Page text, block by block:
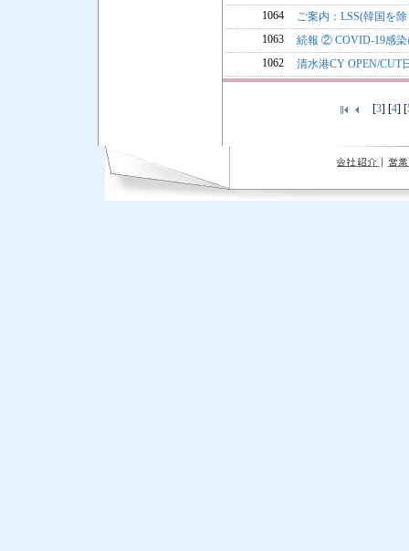
1064
ご案内：LSS(韓国を
1063
続報 ② COVID-19感
1062
清水港CY OPEN/CUT
[3] [4] [